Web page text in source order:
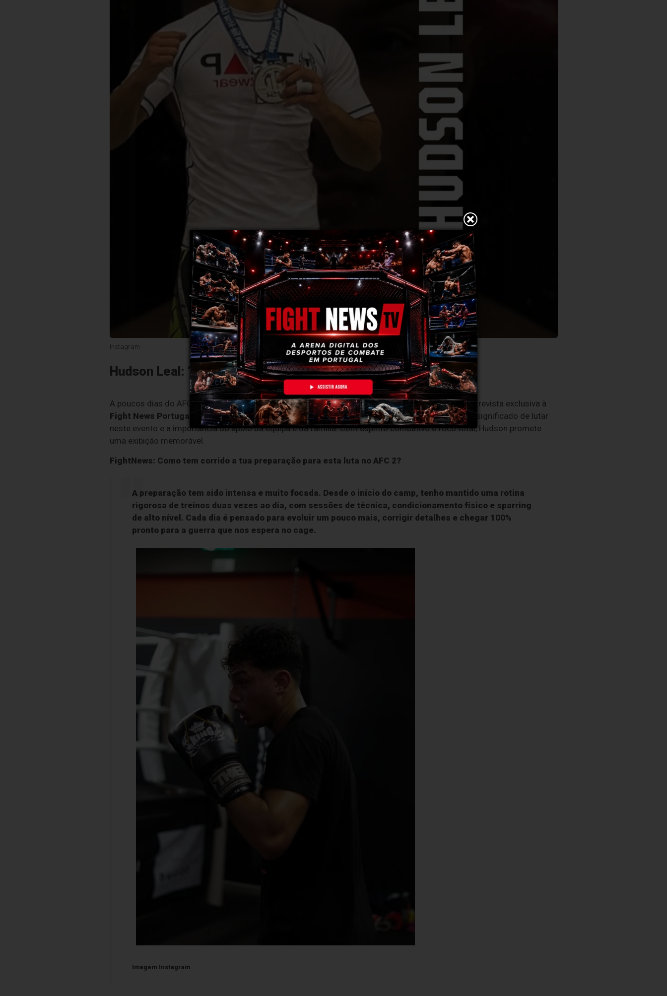
Instagram
Hudson Leal: “Prometo uma verdadeira guerra do início ao fim!”
A poucos dias do AFC 2, que acontece a 5 de julho, o atleta deMMA Hudson Lealpartilhou em entrevista exclusiva à
Fight News Portugal
os detalhes da sua preparação, os aspetos técnicos que tem privilegiado, o significado de lutar
neste evento e a importância do apoio da equipa e da família. Com espírito combativo e foco total, Hudson promete
uma exibição memorável.
FightNews: Como tem corrido a tua preparação para esta luta no AFC 2?
A preparação tem sido intensa e muito focada. Desde o início do camp, tenho mantido uma rotina
rigorosa de treinos duas vezes ao dia, com sessões de técnica, condicionamento físico e sparring
de alto nível. Cada dia é pensado para evoluir um pouco mais, corrigir detalhes e chegar 100%
pronto para a guerra que nos espera no cage.
Imagem Instagram